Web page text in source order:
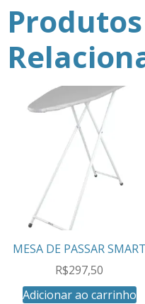
Produtos
MESA DE PASSAR SMART
R$297,50
Adicionar ao carrinho